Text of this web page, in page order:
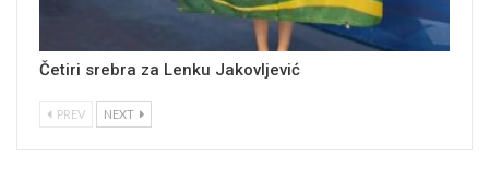
Četiri srebra za Lenku Jakovljević
PREV NEXT